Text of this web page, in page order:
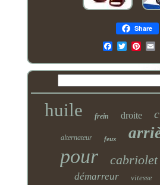
Share
huile frein droite
alternateur feux
pour cabriolet
démarreur vitesse